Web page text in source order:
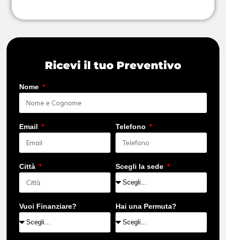
Ricevi il tuo Preventivo
Nome
Email Telefono
Città Scegli la sede
Vuoi Finanziare? Hai una Permuta?